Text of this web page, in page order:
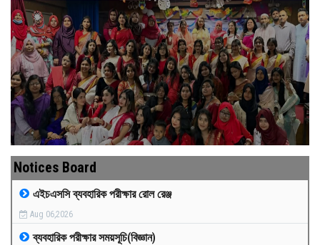
HOME
ABOUT US
FACULTIES
ACADEMICS
GALLERY
MEDIA
Notices Board
এইচএসসি ব্যবহারিক পরীক্ষার রোল রেঞ্জ
Aug 06,2026
ব্যবহারিক পরীক্ষার সময়সূচি(বিজ্ঞান)